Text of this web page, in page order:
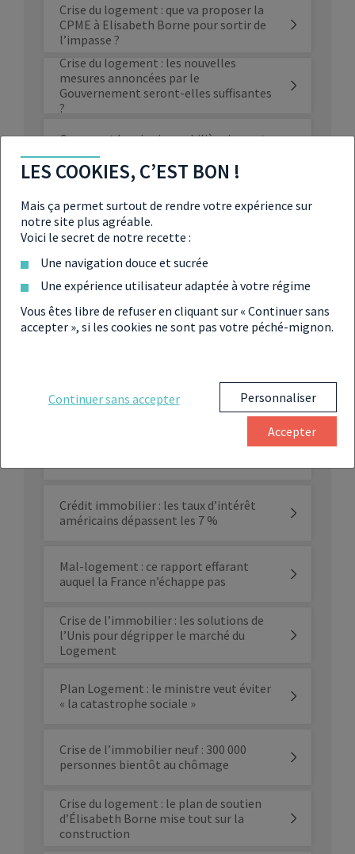
Crise du logement : que va proposer la
CPME à Elisabeth Borne pour sortir de
l’impasse ?
Crise du logement : les nouvelles
mesures annoncées par le
Gouvernement seront-elles suffisantes
?
Comment la crise immobilière impacte
le marché de l’emploi ?
quel impact pour les ménages et l’État
?
Crise du logement : ces Américains
contraints de vivre dans leur caravane
Immobilier : les résultats du logement
neuf en souffrance en 2023
Les collectivités locales, les grandes
oubliées de la crise
Crise du logement : le ministère donne
Crédit immobilier : les taux d’intérêt
américains dépassent les 7 %
Mal-logement : ce rapport effarant
auquel la France n’échappe pas
Crise de l’immobilier : les solutions de
l’Unis pour dégripper le marché du
Logement
Plan Logement : le ministre veut éviter
« la catastrophe sociale »
Crise de l’immobilier neuf : 300 000
personnes bientôt au chômage
Crise du logement : le plan de soutien
d’Élisabeth Borne mise tout sur la
construction
LES COOKIES, C’EST BON !
Mais ça permet surtout de rendre votre expérience sur
notre site plus agréable.
Voici le secret de notre recette :
Une navigation douce et sucrée
Une expérience utilisateur adaptée à votre régime
Vous êtes libre de refuser en cliquant sur « Continuer sans
accepter », si les cookies ne sont pas votre péché-mignon.
Continuer sans accepter Personnaliser
Accepter